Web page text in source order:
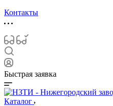
Контакты
Быстрая заявка
Каталог